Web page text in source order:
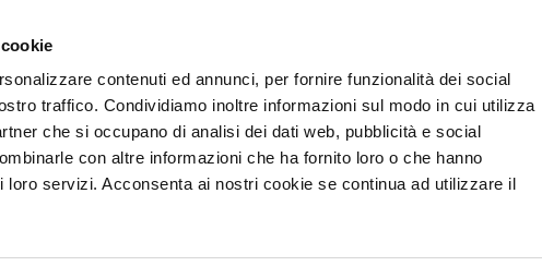
contenuti ed annunci, per fornire funzionalità dei social
traffico. Condividiamo inoltre informazioni sul modo in cui utilizza
che si occupano di analisi dei dati web, pubblicità e social
con altre informazioni che ha fornito loro o che hanno
loro servizi. Acconsenta ai nostri cookie se continua ad utilizzare il